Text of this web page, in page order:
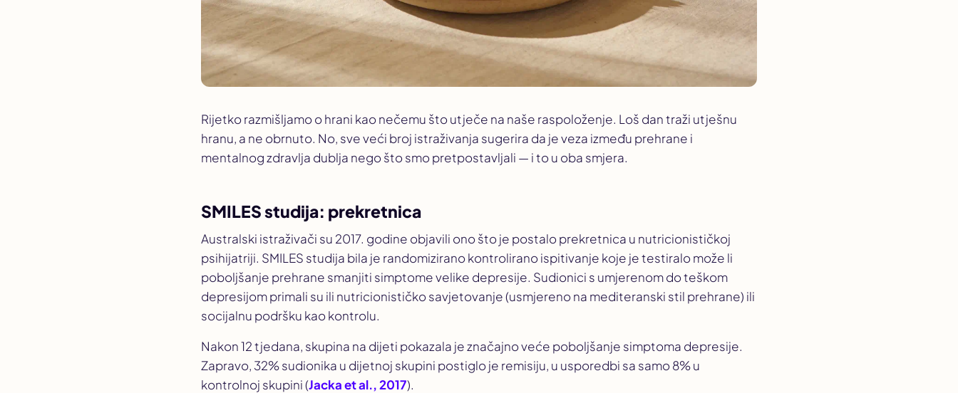
Rijetko razmišljamo o hrani kao nečemu što utječe na naše raspoloženje. Loš dan traži utješnu
hranu, a ne obrnuto. No, sve veći broj istraživanja sugerira da je veza između prehrane i
mentalnog zdravlja dublja nego što smo pretpostavljali — i to u oba smjera.
SMILES studija: prekretnica
Australski istraživači su 2017. godine objavili ono što je postalo prekretnica u nutricionističkoj
psihijatriji. SMILES studija bila je randomizirano kontrolirano ispitivanje koje je testiralo može li
poboljšanje prehrane smanjiti simptome velike depresije. Sudionici s umjerenom do teškom
depresijom primali su ili nutricionističko savjetovanje (usmjereno na mediteranski stil prehrane) ili
socijalnu podršku kao kontrolu.
Nakon 12 tjedana, skupina na dijeti pokazala je značajno veće poboljšanje simptoma depresije.
Zapravo, 32% sudionika u dijetnoj skupini postiglo je remisiju, u usporedbi sa samo 8% u
kontrolnoj skupini (Jacka et al., 2017).